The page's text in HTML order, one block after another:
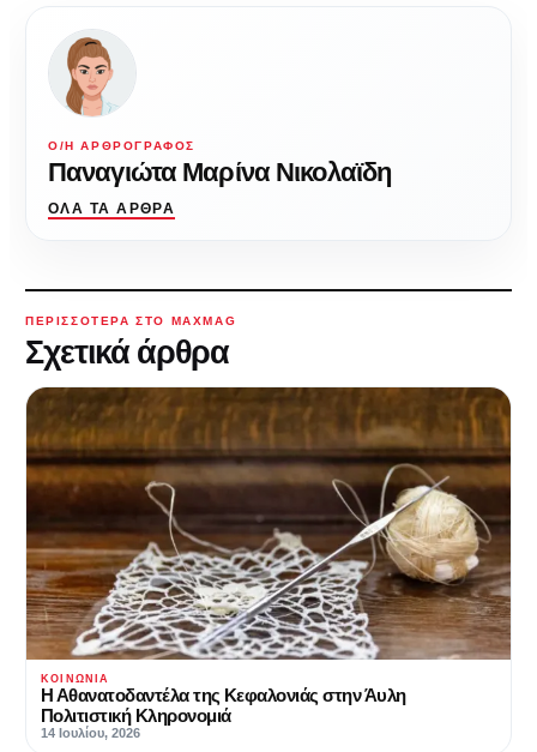
Ο/Η ΑΡΘΡΟΓΡΆΦΟΣ
Παναγιώτα Μαρίνα Νικολαϊδη
ΌΛΑ ΤΑ ΆΡΘΡΑ
ΠΕΡΙΣΣΌΤΕΡΑ ΣΤΟ MAXMAG
Σχετικά άρθρα
ΚΟΙΝΩΝΊΑ
Η Αθανατοδαντέλα της Κεφαλονιάς στην Άυλη
Πολιτιστική Κληρονομιά
14 Ιουλίου, 2026